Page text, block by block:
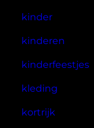
kinder
kinderen
kinderfeestjes
kleding
kortrijk